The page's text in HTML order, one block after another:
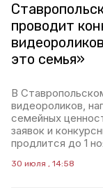
проводит
это семья»
В
видеороликов,
семейных
заявок и
продлится до 1
30 июля , 14:58